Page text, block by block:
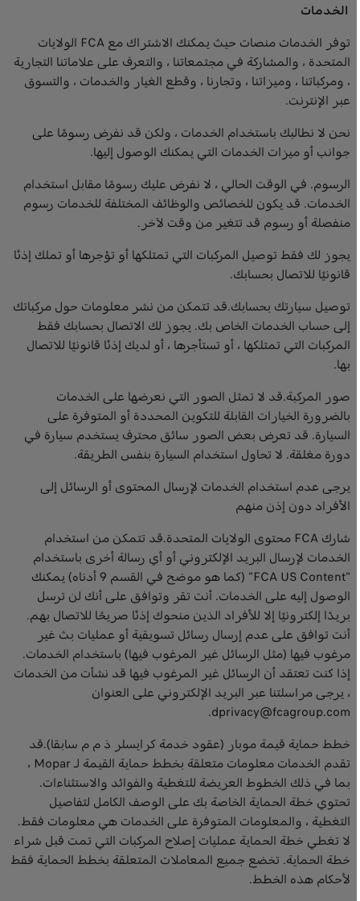
الخدمات
توفر الخدمات منصات حيث يمكنك الاشتراك مع FCA الولايات
المتحدة ، والمشاركة في مجتمعاتنا ، والتعرف على علاماتنا التجارية
، ومركباتنا ، وميزاتنا ، وتجارنا ، وقطع الغيار والخدمات ، والتسوق
عبر الإنترنت.
نحن لا نطالبك باستخدام الخدمات ، ولكن قد نفرض رسومًا على
جوانب أو ميزات الخدمات التي يمكنك الوصول إليها.
الرسوم. في الوقت الحالي ، لا نفرض عليك رسومًا مقابل استخدام
الخدمات. قد يكون للخصائص والوظائف المختلفة للخدمات رسوم
منفصلة أو رسوم قد تتغير من وقت لآخر.
يجوز لك فقط توصيل المركبات التي تمتلكها أو تؤجرها أو تملك إذنًا
قانونيًا للاتصال بحسابك.
توصيل سيارتك بحسابك.قد تتمكن من نشر معلومات حول مركباتك
إلى حساب الخدمات الخاص بك. يجوز لك الاتصال بحسابك فقط
المركبات التي تمتلكها ، أو تستأجرها ، أو لديك إذنًا قانونيًا للاتصال
بها.
صور المركبة.قد لا تمثل الصور التي نعرضها على الخدمات
بالضرورة الخيارات القابلة للتكوين المحددة أو المتوفرة على
السيارة. قد تعرض بعض الصور سائق محترف يستخدم سيارة في
دورة مغلقة. لا تحاول استخدام السيارة بنفس الطريقة.
يرجى عدم استخدام الخدمات لإرسال المحتوى أو الرسائل إلى
الأفراد دون إذن منهم
شارك FCA محتوى الولايات المتحدة.قد تتمكن من استخدام
الخدمات لإرسال البريد الإلكتروني أو أي رسالة أخرى باستخدام
"FCA US Content" (كما هو موضح في القسم 9 أدناه) يمكنك
الوصول إليه على الخدمات. أنت تقر وتوافق على أنك لن ترسل
بريدًا إلكترونيًا إلا للأفراد الذين منحوك إذنًا صريحًا للاتصال بهم.
أنت توافق على عدم إرسال رسائل تسويقية أو عمليات بث غير
مرغوب فيها (مثل الرسائل غير المرغوب فيها) باستخدام الخدمات.
إذا كنت تعتقد أن الرسائل غير المرغوب فيها قد نشأت من الخدمات
، يرجى مراسلتنا عبر البريد الإلكتروني على العنوان
dprivacy@fcagroup.com.
خطط حماية قيمة موبار (عقود خدمة كرايسلر ذ م م سابقا).قد
تقدم الخدمات معلومات متعلقة بخطط حماية القيمة لـ Mopar ،
بما في ذلك الخطوط العريضة للتغطية والفوائد والاستثناءات.
تحتوي خطة الحماية الخاصة بك على الوصف الكامل لتفاصيل
التغطية ، والمعلومات المتوفرة على الخدمات هي معلومات فقط.
لا تغطي خطة الحماية عمليات إصلاح المركبات التي تمت قبل شراء
خطة الحماية. تخضع جميع المعاملات المتعلقة بخطط الحماية فقط
لأحكام هذه الخطط.